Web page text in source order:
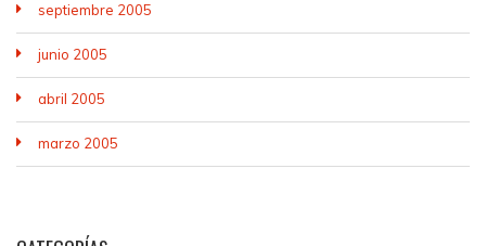
septiembre 2005
junio 2005
abril 2005
marzo 2005